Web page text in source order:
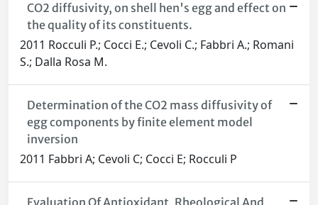
CO2 diffusivity, on shell hen's egg and effect on
the quality of its constituents.
2011 Rocculi P.; Cocci E.; Cevoli C.; Fabbri A.; Romani
S.; Dalla Rosa M.
Determination of the CO2 mass diffusivity of
egg components by finite element model
inversion
2011 Fabbri A; Cevoli C; Cocci E; Rocculi P